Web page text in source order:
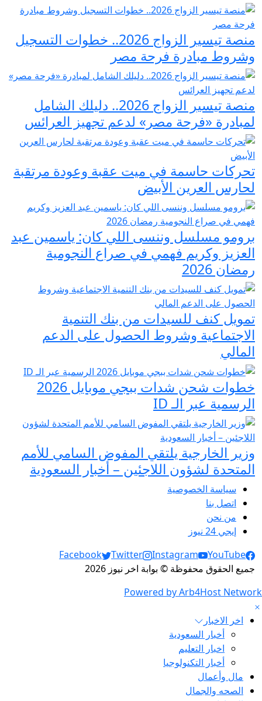
منصة تيسير الزواج 2026.. خطوات التسجيل
وشروط مبادرة فرحة مصر
منصة تيسير الزواج 2026.. دليلك الشامل
لمبادرة «فرحة مصر» لدعم تجهيز العرائس
تحركات حاسمة في ميت عقبة وعودة مرتقبة
لحارس العرين الأبيض
برومو مسلسل وننسى اللي كان: ياسمين عبد
العزيز وكريم فهمي في صراع النجومية
رمضان 2026
تمويل كنف للسيدات من بنك التنمية
الاجتماعية وشروط الحصول على الدعم
المالي
خطوات شحن شدات ببجي موبايل 2026
الرسمية عبر الـ ID
وزير الخارجية يلتقي المفوض السامي للأمم
المتحدة لشؤون اللاجئين – أخبار السعودية
سياسة الخصوصية
اتصل بنا
من نحن
إيجي 24 نيوز
Social Links
Facebook Twitter Instagram
YouTube
جميع الحقوق محفوظة © بوابة اخر نيوز 2026
Powered by Arb4Host Network
اخر الاخبار
أخبار السعودية
اخبار التعليم
أخبار التكنولوجيا
مال وأعمال
الصحه والجمال